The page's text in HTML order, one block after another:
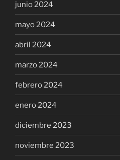
junio 2024
mayo 2024
abril 2024
marzo 2024
febrero 2024
enero 2024
diciembre 2023
noviembre 2023